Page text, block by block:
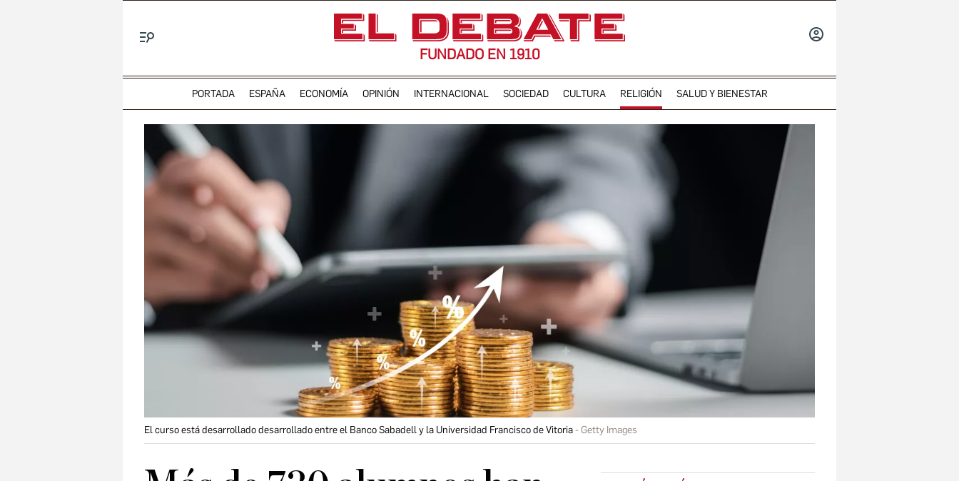
FUNDADO EN 1910
PORTADA ESPAÑA ECONOMÍA OPINIÓN INTERNACIONAL SOCIEDAD CULTURA RELIGIÓN SALUD Y BIENESTAR
El curso está desarrollado desarrollado entre el Banco Sabadell y la Universidad Francisco de Vitoria Getty Images